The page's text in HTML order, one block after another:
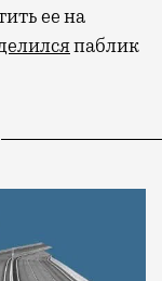
ее на
паблик